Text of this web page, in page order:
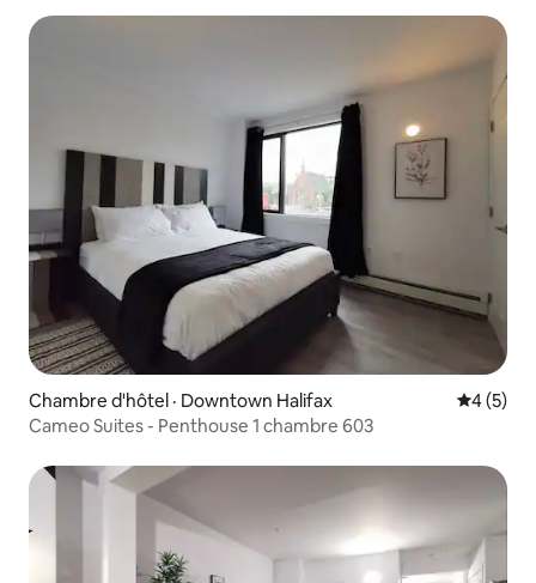
Chambre d'hôtel · Downtown Halifax Note
4 (5)
Cameo Suites - Penthouse 1 chambre 603